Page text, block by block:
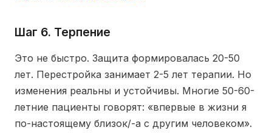
Шаг 6. Терпение
Это не быстро. Защита формировалась 20-50
лет. Перестройка занимает 2-5 лет терапии. Но
изменения реальны и устойчивы. Многие 50-60-
летние пациенты говорят: «впервые в жизни я
по-настоящему близок/-а с другим человеком».